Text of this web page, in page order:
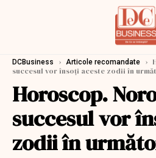
DCBusiness › Articole recomandate ›
succesul vor însoți aceste zodii în
Horoscop.
succesul vor
zodii în